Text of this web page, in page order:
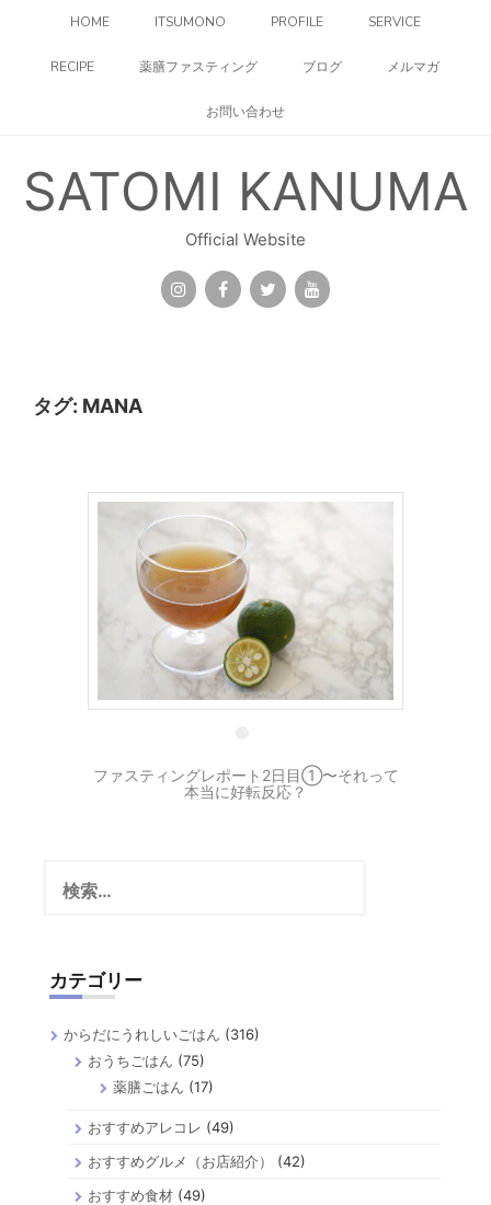
HOME ITSUMONO PROFILE SERVICE
RECIPE 薬膳ファスティング ブログ メルマガ
お問い合わせ
SATOMI KANUMA
Official Website
タグ: MANA
31 8月
ファスティングレポート2日目①〜それって
本当に好転反応？
カテゴリー
からだにうれしいごはん (316)
おうちごはん (75)
薬膳ごはん (17)
おすすめアレコレ (49)
おすすめグルメ（お店紹介）
(42)
おすすめ食材 (49)